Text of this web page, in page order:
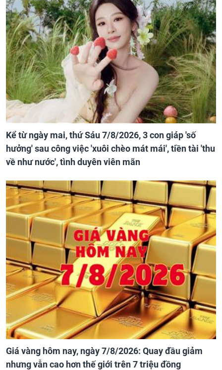
Kể từ ngày mai, thứ Sáu 7/8/2026, 3 con giáp 'số
hưởng' sau công việc 'xuôi chèo mát mái', tiền tài 'thu
về như nước', tình duyên viên mãn
Giá vàng hôm nay, ngày 7/8/2026: Quay đầu giảm
nhưng vẫn cao hơn thế giới trên 7 triệu đồng